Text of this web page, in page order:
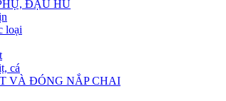
ĐẬU HŨ
loại
cá
VÀ ĐÓNG NẮP CHAI